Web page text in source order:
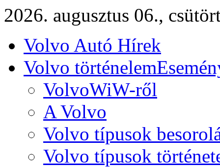
2026. augusztus 06.,
Volvo Autó Hírek
Volvo történelem
VolvoWiW-ről
A Volvo
Volvo típusok
Volvo típusok